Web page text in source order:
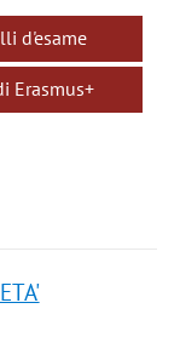
d'esame
Erasmus+